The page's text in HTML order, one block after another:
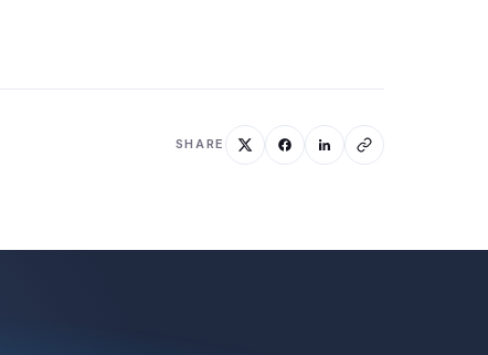
SHARE